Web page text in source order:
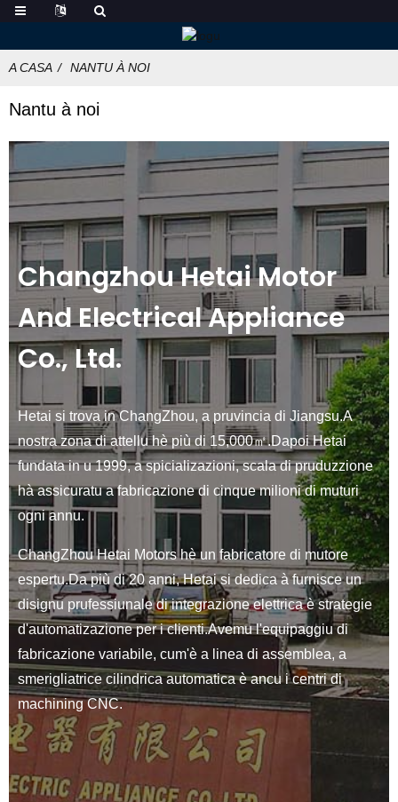
A CASA NANTU À NOI
Nantu à noi
Changzhou Hetai Motor
And Electrical Appliance
Co., Ltd.
Hetai si trova in ChangZhou, a pruvincia di Jiangsu.A
nostra zona di attellu hè più di 15,000㎡.Dapoi Hetai
fundata in u 1999, a spicializazioni, scala di pruduzzione
hà assicuratu a fabricazione di cinque milioni di muturi
ogni annu.
ChangZhou Hetai Motors hè un fabricatore di mutore
espertu.Da più di 20 anni, Hetai si dedica à furnisce un
disignu prufessiunale di integrazione elettrica è strategie
d'automatizazione per i clienti.Avemu l'equipaggiu di
fabricazione variabile, cum'è a linea di assemblea, a
smerigliatrice cilindrica automatica è ancu i centri di
machining CNC.